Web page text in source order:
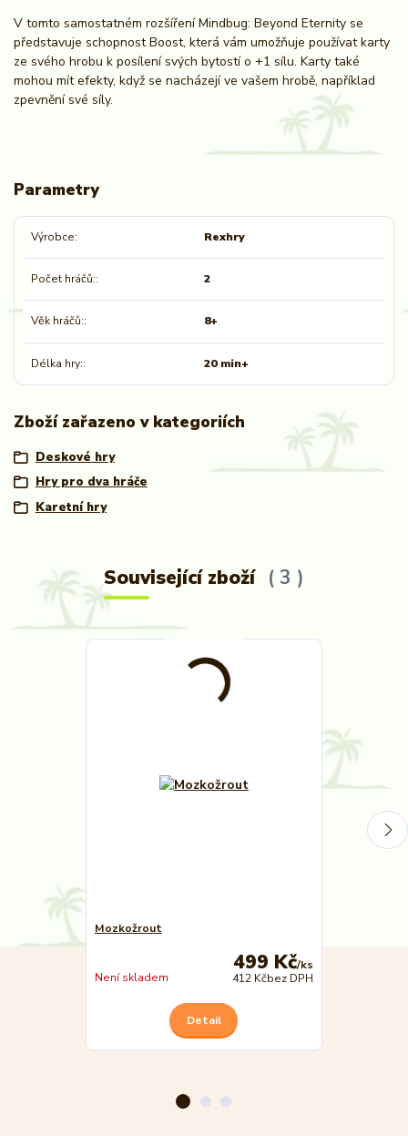
V tomto samostatném rozšíření Mindbug: Beyond Eternity se
představuje schopnost Boost, která vám umožňuje používat karty
ze svého hrobu k posílení svých bytostí o +1 sílu. Karty také
mohou mít efekty, když se nacházejí ve vašem hrobě, například
zpevnění své síly.
Parametry
Výrobce Rexhry
Počet hráčů: 2
Věk hráčů: 8+
Délka hry: 20 min+
Zboží zařazeno v kategoriích
Deskové hry
Hry pro dva hráče
Karetní hry
Související zboží 3
Mozkožrout
499 Kč/ks
412 Kčbez DPH
Není skladem
Detail